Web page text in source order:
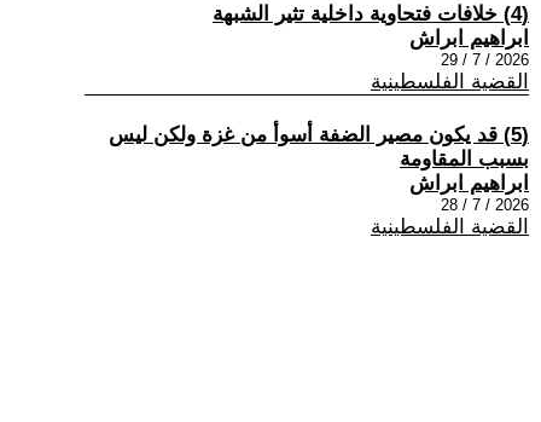
(4) خلافات فتحاوية داخلية تثير الشبهة
ابراهيم ابراش
2026 / 7 / 29
القضية الفلسطينية
(5) قد يكون مصير الضفة أسوأ من غزة ولكن ليس
بسبب المقاومة
ابراهيم ابراش
2026 / 7 / 28
القضية الفلسطينية